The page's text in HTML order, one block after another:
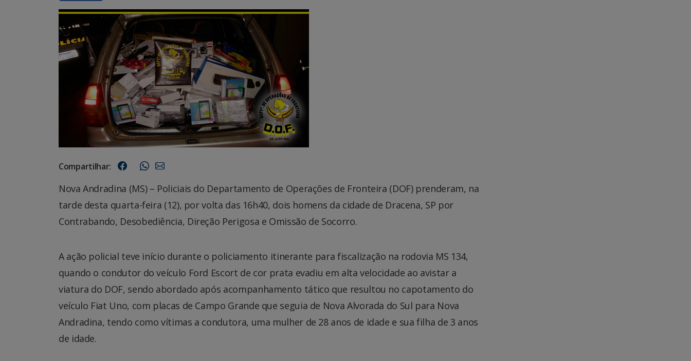
Compartilhar:
Nova Andradina (MS) – Policiais do Departamento de Operações de Fronteira (DOF) prenderam, na
tarde desta quarta-feira (12), por volta das 16h40, dois homens da cidade de Dracena, SP por
Contrabando, Desobediência, Direção Perigosa e Omissão de Socorro.
A ação policial teve início durante o policiamento itinerante para fiscalização na rodovia MS 134,
quando o condutor do veículo Ford Escort de cor prata evadiu em alta velocidade ao avistar a
viatura do DOF, sendo abordado após acompanhamento tático que resultou no capotamento do
veículo Fiat Uno, com placas de Campo Grande que seguia de Nova Alvorada do Sul para Nova
Andradina, tendo como vítimas a condutora, uma mulher de 28 anos de idade e sua filha de 3 anos
de idade.